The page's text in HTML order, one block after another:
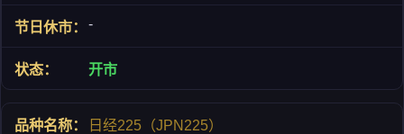
-
开市
日经225（JPN225）